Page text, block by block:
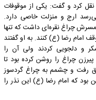
کرد و گفت: یکی از موقوفات
ارج و منزلت خاصی دارد.
چراغ نقره‌ای داشت که تنها
امام رضا (ع) کنند. به او گفتند
و دلجویی کردند ولی آن را
پیرزن چراغ را روشن کرده بود تا
رفت و چشمم به چراغ گردسوز
بود که امام رضا (ع) این نذر را